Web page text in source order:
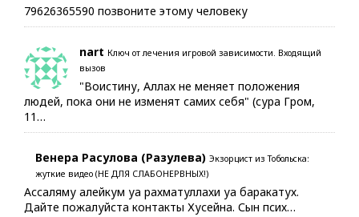
79626365590 позвоните этому человеку
nart Ключ от лечения игровой зависимости. Входящий
вызов
"Воистину, Аллах не меняет положения
людей, пока они не изменят самих себя" (сура Гром,
11…
Венера Расулова (Разулева) Экзорцист из Тобольска:
жуткие видео (НЕ ДЛЯ СЛАБОНЕРВНЫХ!)
Ассаляму алейкум уа рахматуллахи уа баракатух.
Дайте пожалуйста контакты Хусейна. Сын псих…